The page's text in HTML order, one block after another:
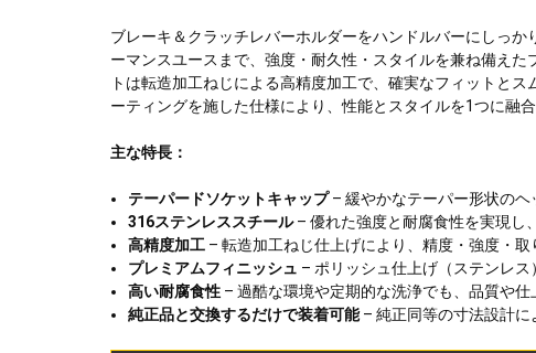
ブレーキ＆クラッチレバーホルダーをハンドルバーにしっ
ーマンスユースまで、強度・耐久性・スタイルを兼ね備え
トは転造加工ねじによる高精度加工で、確実なフィットと
ーティングを施した仕様により、性能とスタイルを1つに融合
主な特長：
テーパードソケットキャップ– 緩やかなテーパー形状のヘ
316ステンレススチール– 優れた強度と耐腐食性を実現し
高精度加工 – 転造加工ねじ仕上げにより、精度・強度・取
プレミアムフィニッシュ – ポリッシュ仕上げ（ステンレス
高い耐腐食性 – 過酷な環境や定期的な洗浄でも、品質や仕
純正品と交換するだけで装着可能– 純正同等の寸法設計に